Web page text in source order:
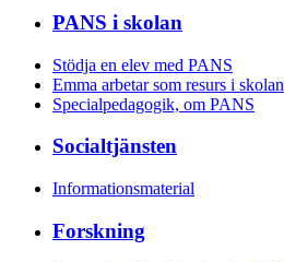
PANS i skolan
Stödja en elev med PANS
Emma arbetar som resurs i skolan
Specialpedagogik, om PANS
Socialtjänsten
Informationsmaterial
Forskning